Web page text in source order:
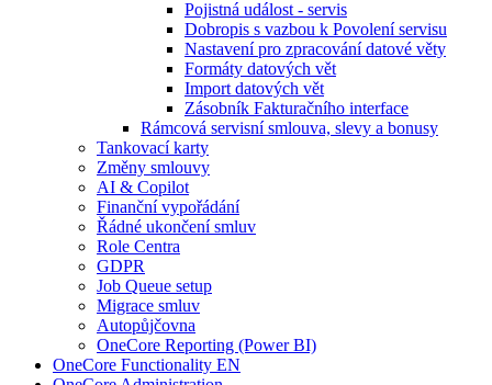
Pojistná událost - servis
Dobropis s vazbou k Povolení servisu
Nastavení pro zpracování datové věty
Formáty datových vět
Import datových vět
Zásobník Fakturačního interface
Rámcová servisní smlouva, slevy a bonusy
Tankovací karty
Změny smlouvy
AI & Copilot
Finanční vypořádání
Řádné ukončení smluv
Role Centra
GDPR
Job Queue setup
Migrace smluv
Autopůjčovna
OneCore Reporting (Power BI)
OneCore Functionality EN